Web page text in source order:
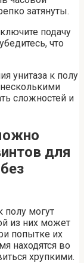
затянуты.
подачу
что
унитаза к полу
сложностей и
для
полу могут
из них может
попытке их
находятся во
хрупкими.